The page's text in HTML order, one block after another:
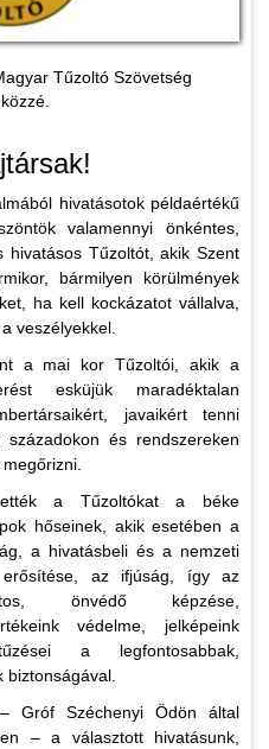
Tűzoltó Szövetség
hivatásotok példaértékű
valamennyi önkéntes,
hivatásos Tűzoltót, akik Szent
bármilyen körülmények
ha kell kockázatot vállalva,
veszélyekkel.
a mai kor Tűzoltói, akik a
esküjük maradéktalan
javaikért tenni
és rendszereken
a Tűzoltókat a béke
hőseinek, akik esetében a
a hivatásbeli és a nemzeti
erősítése, az ifjúság, így az
önvédő képzése,
védelme, jelképeink
a legfontosabbak,
biztonságával.
Gróf Széchenyi Ödön által
– a választott hivatásunk,